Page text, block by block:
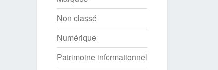
Non classé
Numérique
Patrimoine informationnel